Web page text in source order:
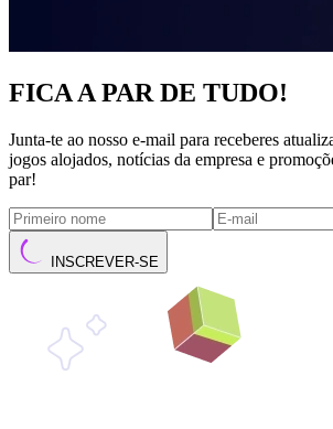
FICA A PAR DE TUDO!
Junta-te ao nosso e-mail para receberes
jogos alojados, notícias da empresa e
par!
INSCREVER-SE